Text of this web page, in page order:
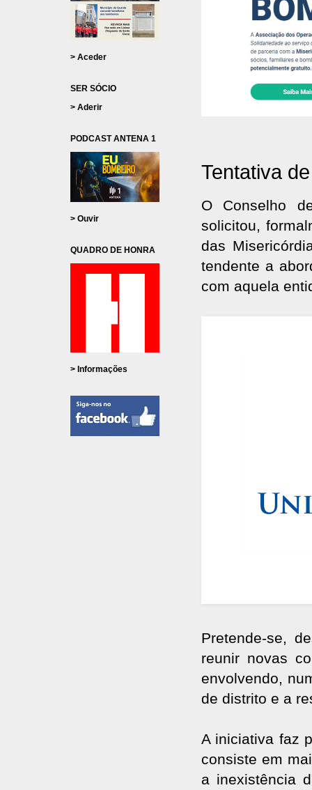
Tentativa
O Conselho
solicitou,
das
tendente a
com aquela
Pretende-se,
reunir novas
envolvendo,
de distrito e a
A iniciativa faz
consiste em
a inexistência
> Aceder
SER SÓCIO
> Aderir
PODCAST ANTENA 1
> Ouvir
QUADRO DE HONRA
> Informações